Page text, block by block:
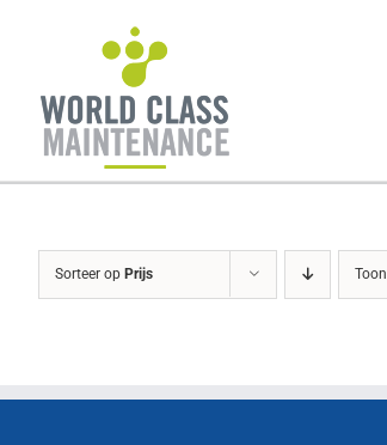
Sorteer op Prijs Toon